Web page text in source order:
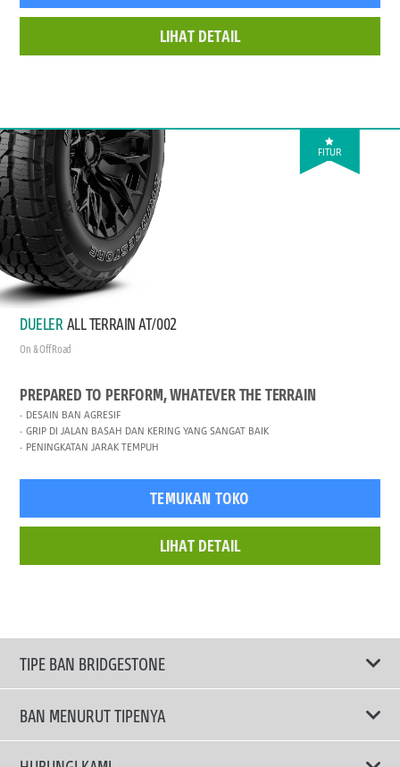
LIHAT DETAIL
FITUR
DUELER ALL TERRAIN AT/002
On & Off Road
PREPARED TO PERFORM, WHATEVER THE TERRAIN
DESAIN BAN AGRESIF
GRIP DI JALAN BASAH DAN KERING YANG SANGAT BAIK
PENINGKATAN JARAK TEMPUH
TEMUKAN TOKO
LIHAT DETAIL
TIPE BAN BRIDGESTONE
BAN MENURUT TIPENYA
Ban ENLITEN